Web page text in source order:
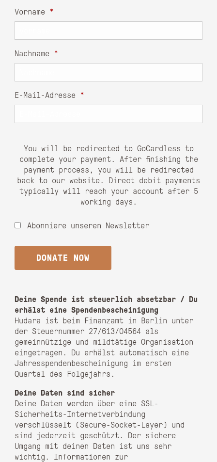
Vorname *
Nachname *
E-Mail-Adresse *
You will be redirected to GoCardless to
complete your payment. After finishing the
payment process, you will be redirected
back to our website. Direct debit payments
typically will reach your account after 5
working days.
Abonniere unseren Newsletter
Deine Spende ist steuerlich absetzbar / Du
erhälst eine Spendenbescheinigung
Hudara ist beim Finanzamt in Berlin unter
der Steuernummer 27/613/04564 als
gemeinnützige und mildtätige Organisation
eingetragen. Du erhälst automatisch eine
Jahresspendenbescheinigung im ersten
Quartal des Folgejahrs.
Deine Daten sind sicher
Deine Daten werden über eine SSL-
Sicherheits-Internetverbindung
verschlüsselt (Secure-Socket-Layer) und
sind jederzeit geschützt. Der sichere
Umgang mit deinen Daten ist uns sehr
wichtig. Informationen zur